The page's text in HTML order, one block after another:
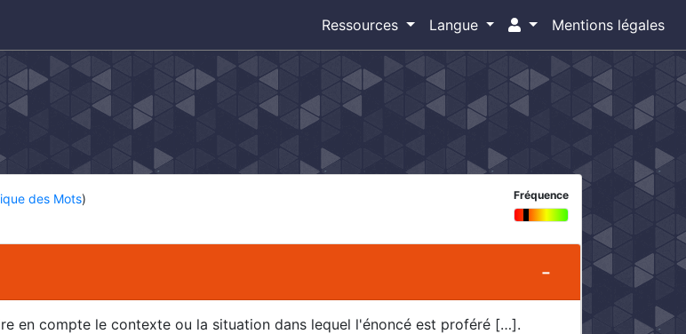
Ressources Langue Mentions légales
des Mots) Fréquence
en compte le contexte ou la situation dans lequel l'énoncé est proféré […].